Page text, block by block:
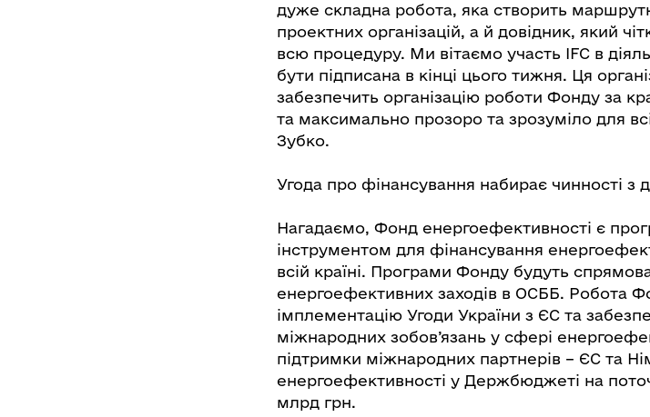
дуже складна робота, яка створить
проектних організацій, а й довідник, який
всю процедуру. Ми вітаємо участь IFC в
бути підписана в кінці цього тижня. Ця
забезпечить організацію роботи Фонду за
та максимально прозоро та зрозуміло для
Зубко.
Угода про фінансування набирає чинності з
Нагадаємо, Фонд енергоефективності є
інструментом для фінансування
всій країні. Програми Фонду будуть
енергоефективних заходів в ОСББ. Робота
імплементацію Угоди України з ЄС та
міжнародних зобов’язань у сфері
підтримки міжнародних партнерів – ЄС та
енергоефективності у Держбюджеті на
млрд грн.